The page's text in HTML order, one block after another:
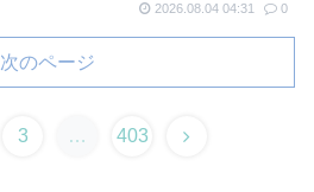
2026.08.04 04:31 0
次のページ
3 … 403
次